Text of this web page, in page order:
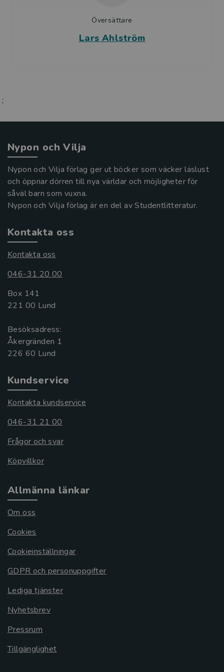
Översättare
Lars Ahlström
;
Nypon och Vilja
Nypon och Vilja förlag ger ut böcker som väcker läslust
och öppnar dörren till nya världar och möjligheter för
såväl barn som vuxna.
Nypon och Vilja förlag är en del av Studentlitteratur.
Kontakta oss
Kontakta oss
046-31 20 00
Box 141
221 00 Lund
Besöksadress:
Åkergränden 1
Kundservice
Kontakta kundservice
046-31 21 00
Frågor och svar
Köpvillkor
Allmänna länkar
Om oss
Cookies
Cookieinställningar
GDPR och personuppgifter
Lediga tjänster
Nyhetsbrev
Pressrum
Tillgänglighet